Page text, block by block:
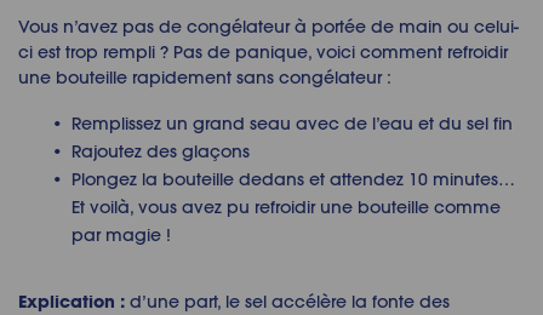
Vous n’avez pas de congélateur à portée de main ou celui-
ci est trop rempli ? Pas de panique, voici comment refroidir
une bouteille rapidement sans congélateur :
Remplissez un grand seau avec de l’eau et du sel fin
Rajoutez des glaçons
Plongez la bouteille dedans et attendez 10 minutes…
Et voilà, vous avez pu refroidir une bouteille comme
par magie !
Explication : d’une part, le sel accélère la fonte des